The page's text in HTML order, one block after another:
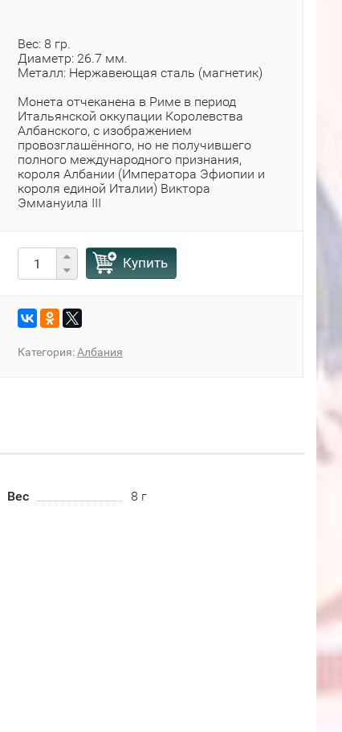
Вес: 8 гр.
Диаметр: 26.7 мм.
Металл: Нержавеющая сталь (магнетик)
Монета отчеканена в Риме в период
Итальянской оккупации Королевства
Албанского, с изображением
провозглашённого, но не получившего
полного международного признания,
короля Албании (Императора Эфиопии и
короля единой Италии) Виктора
Эммануила III
Купить
Категория:Албания
Вес 8 г